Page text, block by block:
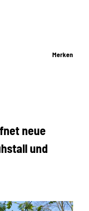
Merken
neue
und